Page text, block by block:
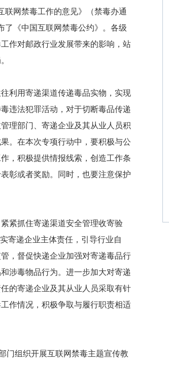
联网禁毒工作的意见》（禁毒办通
了《中国互联网禁毒公约》。各级
作对邮政行业发展带来的影响，站
利用寄递渠道传递毒品实物，实现
违法犯罪活动，对于切断毒品传递
理部门、寄递企业及其从业人员积
。在本次专项行动中，要积极与公
，积极提供情报线索，创造工作条
彰或者奖励。同时，也要注意保护
紧抓住寄递渠道安全管理收寄验
寄递企业主体责任，引导行业自
，督促快递企业加强对寄递毒品行
涉毒物品行为。进一步加大对寄递
的寄递企业及其从业人员采取有针
作情况，积极争取与履行职责相适
门组织开展互联网禁毒主题宣传教